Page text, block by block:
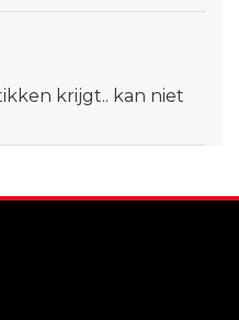
krijgt.. kan niet